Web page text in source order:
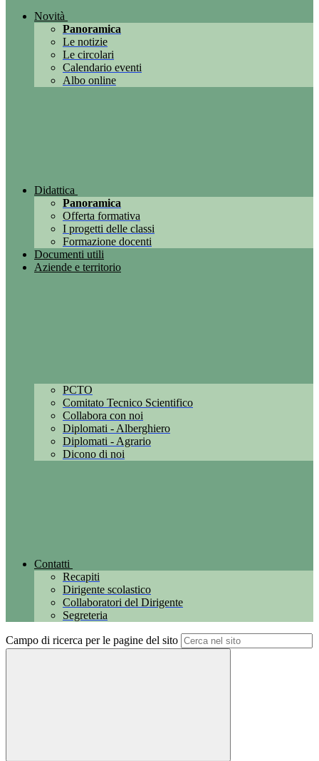
Novità
Panoramica
Le notizie
Le circolari
Calendario eventi
Albo online
Didattica
Panoramica
Offerta formativa
I progetti delle classi
Formazione docenti
Documenti utili
Aziende e territorio
PCTO
Comitato Tecnico Scientifico
Collabora con noi
Diplomati - Alberghiero
Diplomati - Agrario
Dicono di noi
Contatti
Recapiti
Dirigente scolastico
Collaboratori del Dirigente
Segreteria
Campo di ricerca per le pagine del sito